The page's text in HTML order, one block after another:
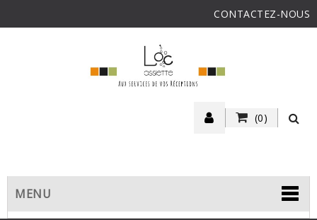
CONTACTEZ-NOUS
(0)
MENU